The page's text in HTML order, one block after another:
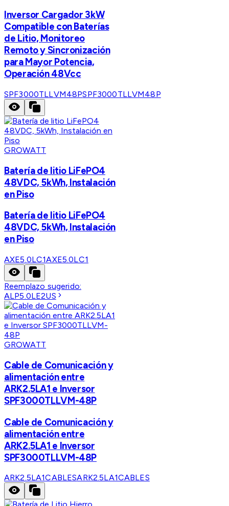
Inversor Cargador 3kW
Compatible con Baterías
de Litio, Monitoreo
Remoto y Sincronización
para Mayor Potencia,
Operación 48Vcc
SPF3000TLLVM48PSPF3000TLLVM48P
GROWATT
Batería de litio LiFePO4
48VDC, 5kWh, Instalación
en Piso
Batería de litio LiFePO4
48VDC, 5kWh, Instalación
en Piso
AXE5.0LC1AXE5.0LC1
Reemplazo sugerido:
ALP5.0LE2US
GROWATT
Cable de Comunicación y
alimentación entre
ARK2.5LA1 e Inversor
SPF3000TLLVM-48P
Cable de Comunicación y
alimentación entre
ARK2.5LA1 e Inversor
SPF3000TLLVM-48P
ARK2.5LA1CABLESARK2.5LA1CABLES